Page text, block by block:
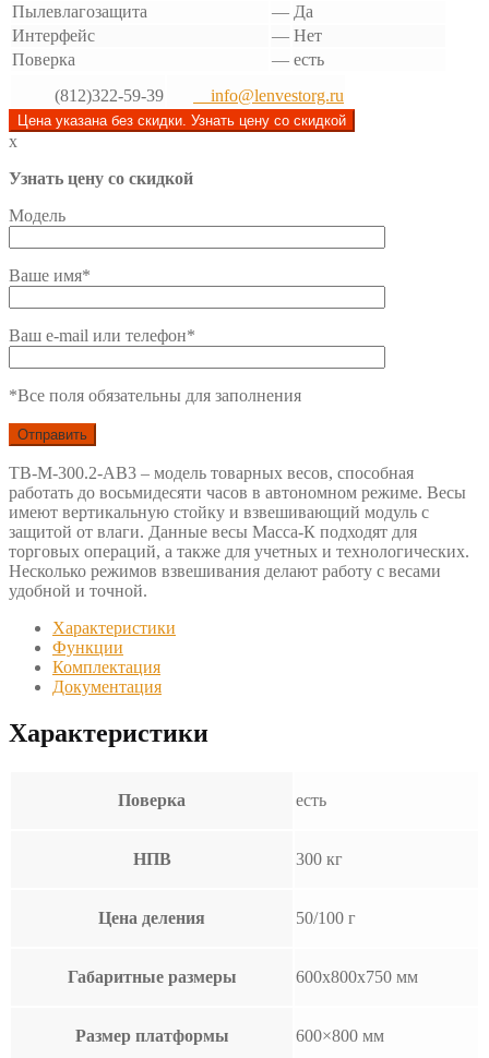
Пылевлагозащита
— Да
Интерфейс
— Нет
Поверка
— есть
(812)322-59-39
info@lenvestorg.ru
Цена указана без скидки. Узнать цену со скидкой
x
Узнать цену со скидкой
Модель
Ваше имя*
Ваш e-mail или телефон*
*Все поля обязательны для заполнения
TB-M-300.2-AB3 – модель товарных весов, способная
работать до восьмидесяти часов в автономном режиме. Весы
имеют вертикальную стойку и взвешивающий модуль с
защитой от влаги. Данные весы Масса-К подходят для
торговых операций, а также для учетных и технологических.
Несколько режимов взвешивания делают работу с весами
удобной и точной.
Характеристики
Функции
Комплектация
Документация
Характеристики
Поверка есть
НПВ 300 кг
Цена деления 50/100 г
Габаритные размеры 600х800х750 мм
Размер платформы 600×800 мм